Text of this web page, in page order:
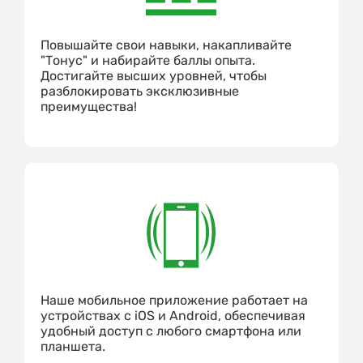
Повышайте свои навыки, накапливайте
"Тонус" и набирайте баллы опыта.
Достигайте высших уровней, чтобы
разблокировать эксклюзивные
преимущества!
Наше мобильное приложение работает на
устройствах с iOS и Android, обеспечивая
удобный доступ с любого смартфона или
планшета.